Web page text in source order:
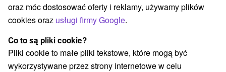
Wszystkie kategorie
Hotele na Slovacji(1)
Chaty na prenájom(4) Drevenice
Wybierz lokalizację lub datę
oraz móc dostosować oferty i reklamy, używamy plików
cookies oraz usługi firmy Google.
Co to są pliki cookie?
Pliki cookie to małe pliki tekstowe, które mogą być
wykorzystywane przez strony internetowe w celu